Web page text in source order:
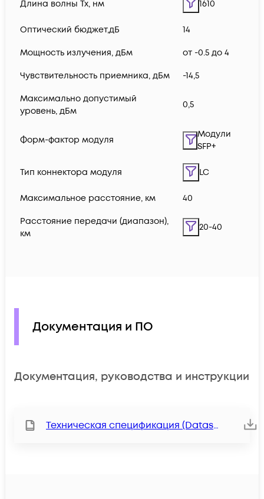
Длина волны Tx, нм 1610
Оптический бюджет,дБ 14
Мощность излучения, дБм от -0.5 до 4
Чувствительность приемника, дБм -14,5
Максимально допустимый
уровень, дБм
0,5
Форм-фактор модуля
Модули
SFP+
Тип коннектора модуля LC
Максимальное расстояние, км 40
Расстояние передачи (диапазон),
км
20-40
Документация и ПО
Документация, руководства и инструкции
Техническая спецификация (Datasheet)